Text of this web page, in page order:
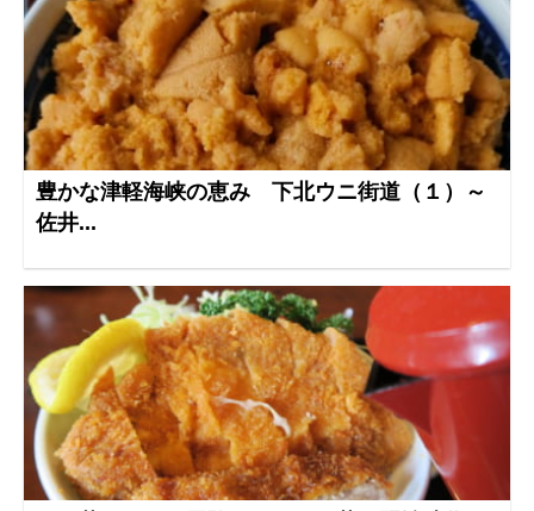
豊かな津軽海峡の恵み 下北ウニ街道（１）～
佐井...